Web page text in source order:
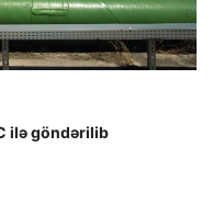
ilə göndərilib